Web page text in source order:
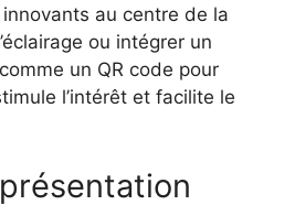
au centre de la
ou intégrer un
un QR code pour
l’intérêt et facilite le